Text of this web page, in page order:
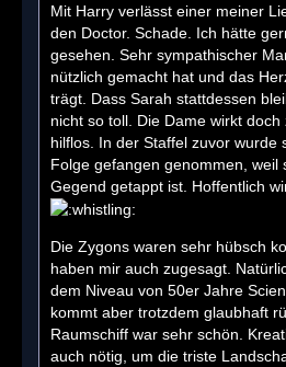
Mit Harry verlässt einer meiner
den Doctor. Schade. Ich hätte
gesehen. Sehr sympathischer
nützlich gemacht hat und das
trägt. Dass Sarah stattdessen
nicht so toll. Die Dame wirkt
hilflos. In der Staffel zuvor wurde
Folge gefangen genommen, weil
Gegend getappt ist. Hoffentlich
Die Zygons waren sehr hübsch
haben mir auch zugesagt.
dem Niveau von 50er Jahre
kommt aber trotzdem glaubhaft
Raumschiff war sehr schön.
auch nötig, um die triste